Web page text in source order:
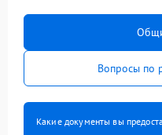
Вопросы по
Какие документы вы